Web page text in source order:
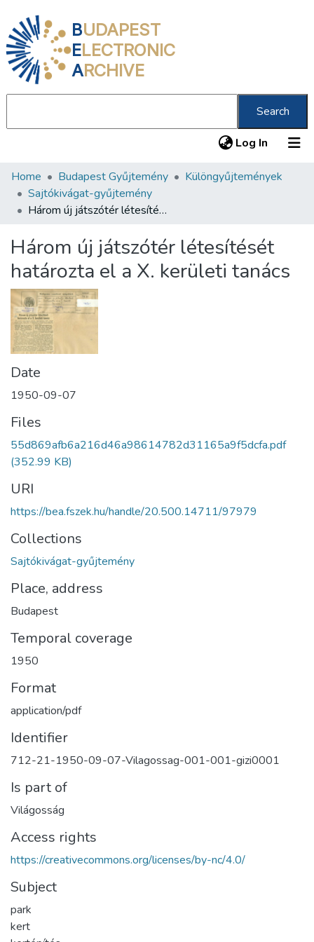
BUDAPEST
ELECTRONIC
ARCHIVE
Search
Log In (current)
Communities & Collections
All of DSpace
About us
Home Budapest Gyűjtemény
Különgyűjtemények
Sajtókivágat-gyűjtemény
Három új játszótér létesítését határozta el a X. kerületi tanács
Három új játszótér létesítését
határozta el a X. kerületi tanács
Date
1950-09-07
Files
55d869afb6a216d46a98614782d31165a9f5dcfa.pdf
(352.99 KB)
URI
https://bea.fszek.hu/handle/20.500.14711/97979
Collections
Sajtókivágat-gyűjtemény
Place, address
Budapest
Temporal coverage
1950
Format
application/pdf
Identifier
712-21-1950-09-07-Vilagossag-001-001-gizi0001
Is part of
Világosság
Access rights
https://creativecommons.org/licenses/by-nc/4.0/
Subject
park
kert